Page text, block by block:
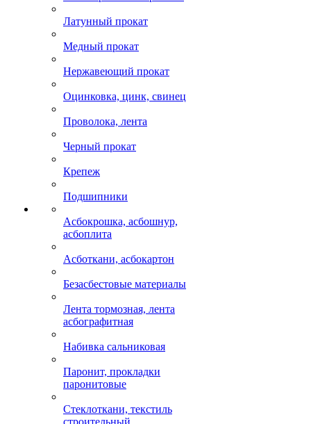
Латунный прокат
Медный прокат
Нержавеющий прокат
Оцинковка, цинк, свинец
Проволока, лента
Черный прокат
Крепеж
Подшипники
Асбокрошка, асбошнур,
асбоплита
Асботкани, асбокартон
Безасбестовые материалы
Лента тормозная, лента
асбографитная
Набивка сальниковая
Паронит, прокладки
паронитовые
Стеклоткани, текстиль
строительный